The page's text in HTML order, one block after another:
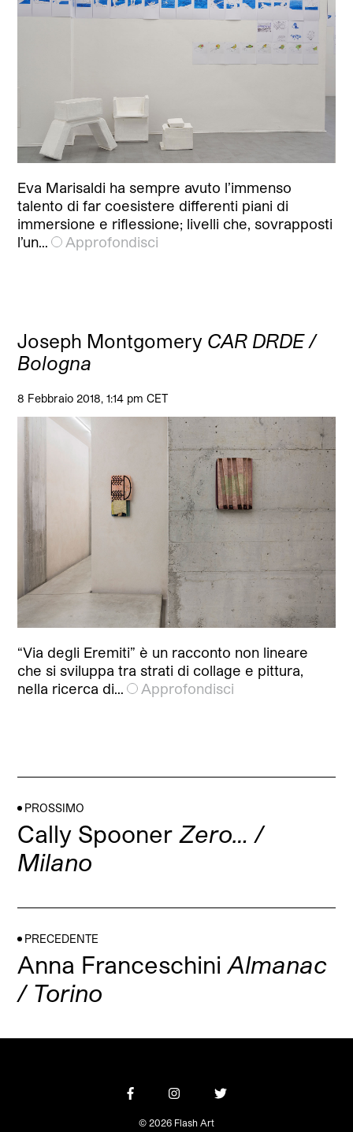
Eva Marisaldi ha sempre avuto l’immenso
talento di far coesistere differenti piani di
immersione e riflessione; livelli che, sovrapposti
l’un…
Approfondisci
Joseph Montgomery CAR DRDE /
Bologna
8 Febbraio 2018, 1:14 pm CET
“Via degli Eremiti” è un racconto non lineare
che si sviluppa tra strati di collage e pittura,
nella ricerca di…
Approfondisci
PROSSIMO
Cally SpoonerZero… /
Milano
PRECEDENTE
Anna FranceschiniAlmanac
/ Torino
© 2026 Flash Art